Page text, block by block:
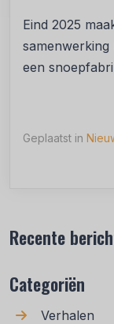
Eind 2025
een
Geplaatst in
Recente
Categoriën
Verhalen